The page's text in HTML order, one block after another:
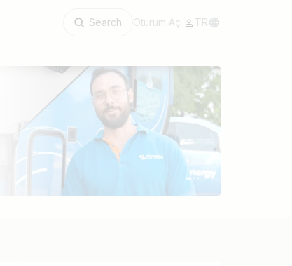
Search Oturum Aç TR